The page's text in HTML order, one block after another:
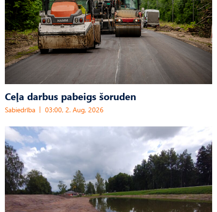
Ceļa darbus pabeigs šoruden
Sabiedrība 03:00, 2. Aug, 2026